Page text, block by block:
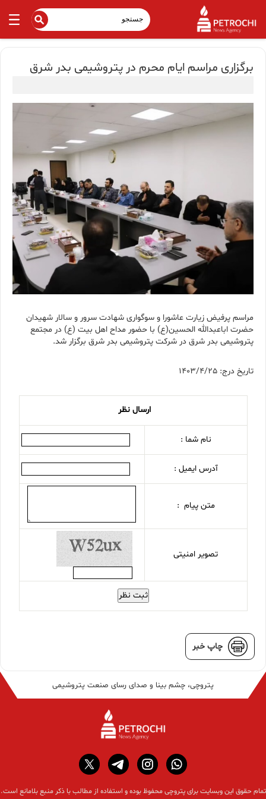
برگزاری مراسم ایام محرم در پتروشیمی بدر شرق
مراسم پرفیض زیارت عاشورا و سوگواری شهادت سرور و سالار شهیدان
حضرت اباعبدالله الحسین(ع) با حضور مداح اهل بیت (ع) در مجتمع
پتروشیمی بدر شرق در شرکت پتروشیمی بدر شرق برگزار شد.
تاریخ درج: 1403/4/25
ارسال نظر
نام شما :
آدرس ایمیل :
متن پیام :
تصویر امنیتی
ثبت نظر
چاپ خبر
پتروچی، چشم بینا و صدای رسای صنعت پتروشیمی
تمام حقوق این وبسایت برای پتروچی محفوظ بوده و استفاده از مطالب با ذکر منبع بلامانع است.